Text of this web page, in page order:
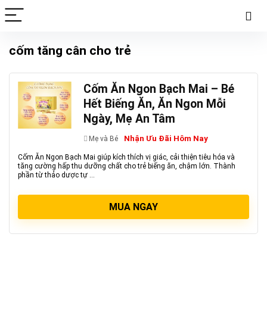
cốm tăng cân cho trẻ
Cốm Ăn Ngon Bạch Mai – Bé
Hết Biếng Ăn, Ăn Ngon Mỗi
Ngày, Mẹ An Tâm
Mẹ và Bé Nhận Ưu Đãi Hôm Nay
Cốm Ăn Ngon Bạch Mai giúp kích thích vị giác, cải thiện tiêu hóa và
tăng cường hấp thu dưỡng chất cho trẻ biếng ăn, chậm lớn. Thành
phần từ thảo dược tự ...
MUA NGAY